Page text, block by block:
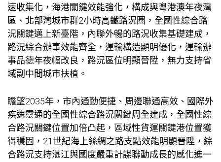
速收集化，海港關鍵效能強化，構成與粵港澳年夜灣
區、北部灣城市群2小時高鐵路況圈，全國性綜合路
況關鍵邁上新臺階，內聯外暢的路況收集基礎建成，
路況綜合辦事效能齊全，運輸構造顯明優化，運輸辦
事品德年夜幅改良，路況區位明顯晉陞，無力支持省
域副中間城市扶植。
瞻望2035年，市內通勤便捷、周邊聯通高效、國際外
疾速靈通的全國性綜合路況關鍵周全建成，全國性綜
合路況關鍵位置加倍凸起，區域性貨運關鍵港位置獲
得穩固，21世紀海上絲綢之路支點效能明顯晉陞，綜
合路況支持湛江與國度嚴重計謀聯動成長的感化進一